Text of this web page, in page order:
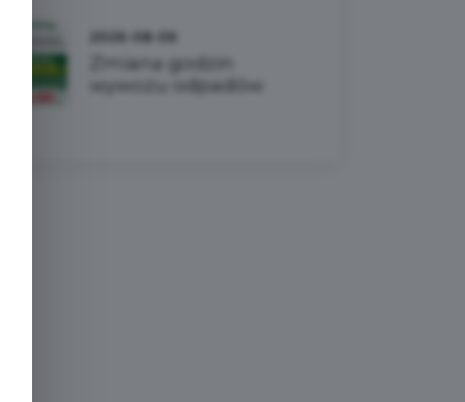
2026-08-06
Zmiana godzin
wywozu odpadów